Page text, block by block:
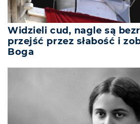
Widzieli cud, nagle są
przejść przez słabość i
Boga